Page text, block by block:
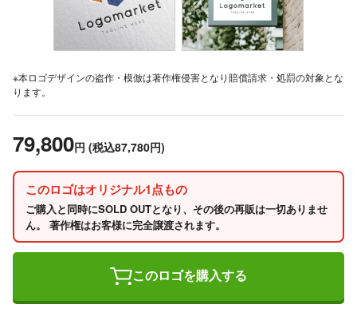
※本ロゴデザインの盗作・模倣は著作権侵害となり賠償請求・処罰の対象とな
ります。
79,800円 (税込87,780円)
このロゴはオリジナル1点もの
ご購入と同時にSOLD OUTとなり、その後の再販は一切ありませ
ん。 著作権はお客様に完全譲渡されます。
このロゴを購入する